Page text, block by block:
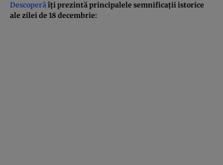
Descoperăîţi prezintă principalele semnificaţii istorice
ale zilei de 18 decembrie: